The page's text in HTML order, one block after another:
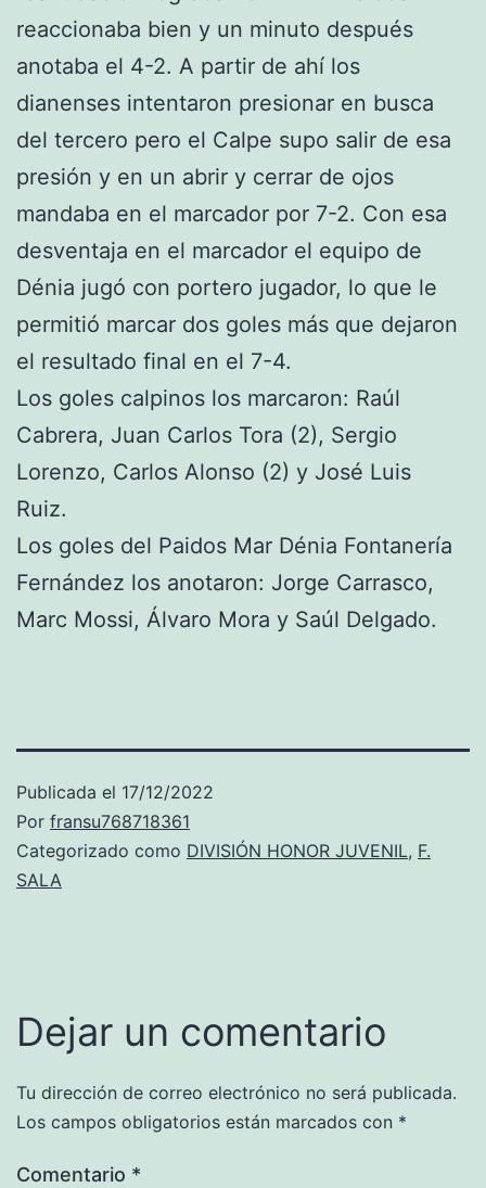
reaccionaba bien y un minuto después
anotaba el 4-2. A partir de ahí los
dianenses intentaron presionar en busca
del tercero pero el Calpe supo salir de esa
presión y en un abrir y cerrar de ojos
mandaba en el marcador por 7-2. Con esa
desventaja en el marcador el equipo de
Dénia jugó con portero jugador, lo que le
permitió marcar dos goles más que dejaron
el resultado final en el 7-4.
Los goles calpinos los marcaron: Raúl
Cabrera, Juan Carlos Tora (2), Sergio
Lorenzo, Carlos Alonso (2) y José Luis
Ruiz.
Los goles del Paidos Mar Dénia Fontanería
Fernández los anotaron: Jorge Carrasco,
Marc Mossi, Álvaro Mora y Saúl Delgado.
Publicada el 17/12/2022
Por fransu768718361
Categorizado como DIVISIÓN HONOR JUVENIL, F.
SALA
Dejar un comentario
Tu dirección de correo electrónico no será publicada.
Los campos obligatorios están marcados con *
Comentario *